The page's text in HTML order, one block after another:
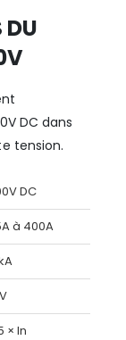
DU
DC dans
tension.
DC
à 400A
× In